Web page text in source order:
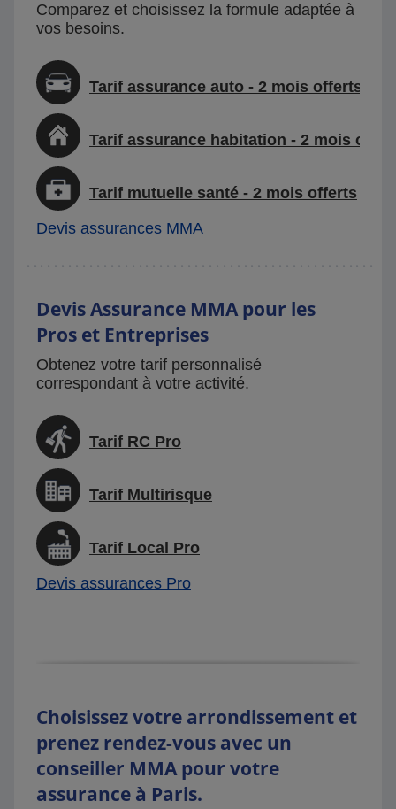
Comparez et choisissez la formule adaptée à
vos besoins.
Tarif assurance auto - 2 mois offerts
Tarif assurance habitation - 2 mois
Tarif mutuelle santé - 2 mois offerts
Devis assurances MMA
Devis Assurance MMA pour les
Pros et Entreprises
Obtenez votre tarif personnalisé
correspondant à votre activité.
Tarif RC Pro
Tarif Multirisque
Tarif Local Pro
Devis assurances Pro
Choisissez votre arrondissement et
prenez rendez-vous avec un
conseiller MMA pour votre
assurance à Paris.